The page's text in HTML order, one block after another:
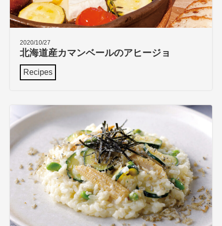
2020/10/27
北海道産カマンベールのアヒージョ
Recipes